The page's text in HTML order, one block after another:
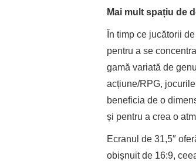
Mai mult spațiu de
În timp ce jucătorii
pentru a se
gamă variată de
acțiune/RPG,
beneficia de o
și pentru a crea o
Ecranul de 31,5″
obișnuit de 16:9,